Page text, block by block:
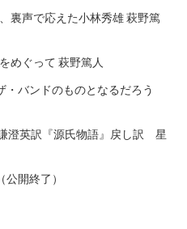
裏声で応えた小林秀雄 萩野篤
めぐって 萩野篤人
・バンドのものとなるだろう
澄英訳『源氏物語』戻し訳 星
開終了）